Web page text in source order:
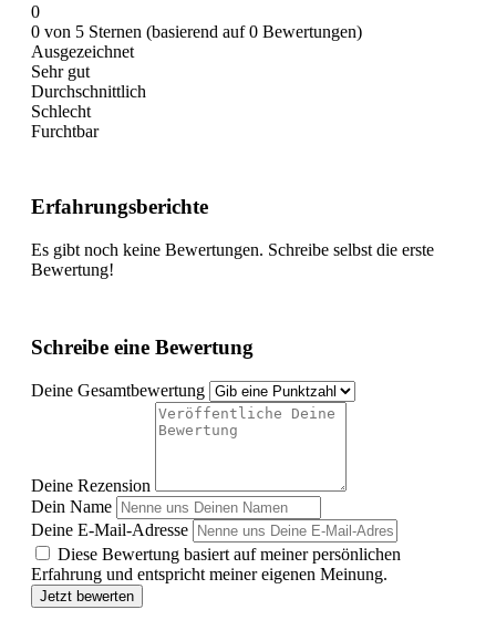
0
0 von 5 Sternen (basierend auf 0 Bewertungen)
Ausgezeichnet
Sehr gut
Durchschnittlich
Schlecht
Furchtbar
Erfahrungsberichte
Es gibt noch keine Bewertungen. Schreibe selbst die erste
Bewertung!
Schreibe eine Bewertung
Deine Gesamtbewertung
Deine Rezension
Dein Name
Deine E-Mail-Adresse
Diese Bewertung basiert auf meiner persönlichen
Erfahrung und entspricht meiner eigenen Meinung.
Jetzt bewerten